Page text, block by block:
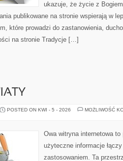
ukazuje, że życie z
publikowane na stronie wspierają w
które prowadzi do zastanowienia,
na stronie Tradycje […]
POSTED ON KWI - 5 - 2026
MOŻLIWOŚĆ
Owa witryna internetowa
użyteczne informacje
zastosowaniem. Ta